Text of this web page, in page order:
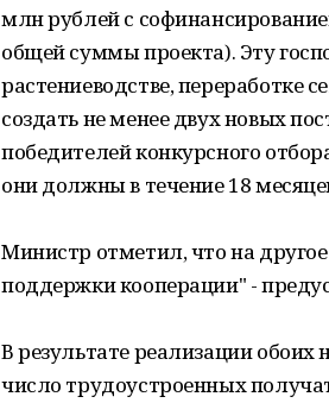
млн рублей с
общей суммы проекта). Эту
растениеводстве, переработке
создать не менее двух новых
победителей конкурсного
они должны в течение 18
Министр отметил, что на
поддержки кооперации" -
В результате реализации обоих
число трудоустроенных